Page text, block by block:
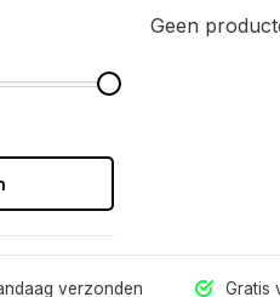
Geen
verzonden
Gratis